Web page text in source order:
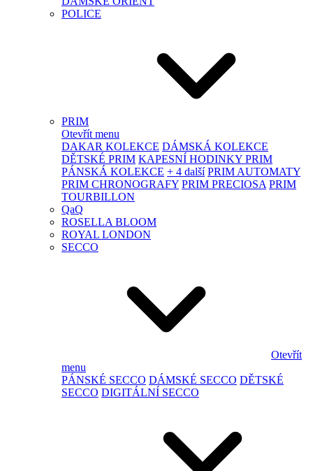
POLICE
PRIM
Otevřít menu
DAKAR KOLEKCE DÁMSKÁ KOLEKCE
DĚTSKÉ PRIM KAPESNÍ HODINKY PRIM
PÁNSKÁ KOLEKCE + 4 další PRIM AUTOMATY
PRIM CHRONOGRAFY PRIM PRECIOSA PRIM
TOURBILLON
QaQ
ROSELLA BLOOM
ROYAL LONDON
SECCO
Otevřít
menu
PÁNSKÉ SECCO DÁMSKÉ SECCO DĚTSKÉ
SECCO DIGITÁLNÍ SECCO